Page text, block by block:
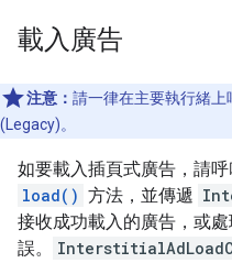
載入廣告
注意： 請一律在主要執行緒上
(Legacy)。
如要載入插頁式廣告，請呼
load() 方法，並傳遞
接收成功載入的廣告，或
誤。